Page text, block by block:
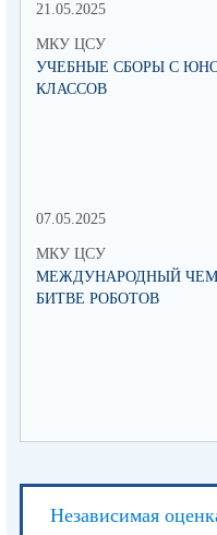
21.05.2025
МКУ ЦСУ
УЧЕБНЫЕ СБОРЫ С
КЛАССОВ
07.05.2025
МКУ ЦСУ
МЕЖДУНАРОДНЫЙ
БИТВЕ РОБОТОВ
Независимая